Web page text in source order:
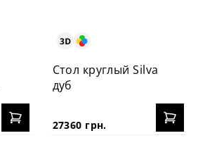
Стол круглый Silva
дуб
27360 грн.